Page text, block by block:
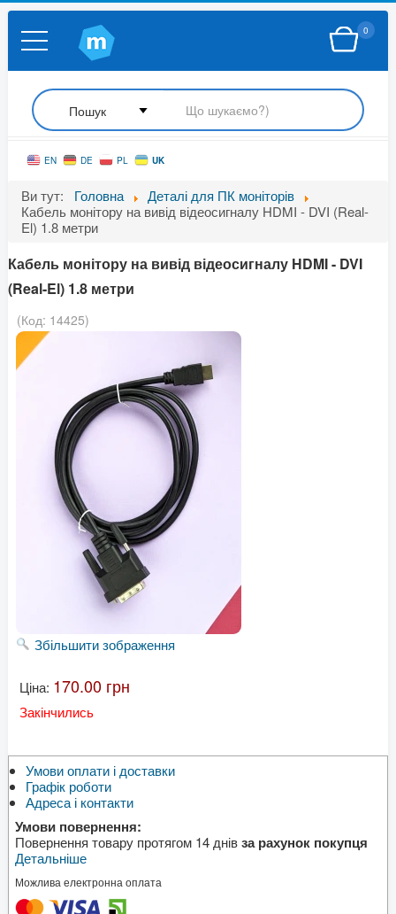
0
EN DE PL UK
Ви тут: Головна
Деталі для ПК моніторів
Кабель монітору на вивід відеосигналу HDMI - DVI (Real-
El) 1.8 метри
Кабель монітору на вивід відеосигналу HDMI - DVI
(Real-El) 1.8 метри
(Код: 14425)
Збільшити зображення
Ціна: 170.00 грн
Закінчились
Умови оплати і доставки
Графік роботи
Адреса і контакти
Умови повернення:
Повернення товару протягом 14 днівза рахунок покупця
Детальніше
Можлива електронна оплата